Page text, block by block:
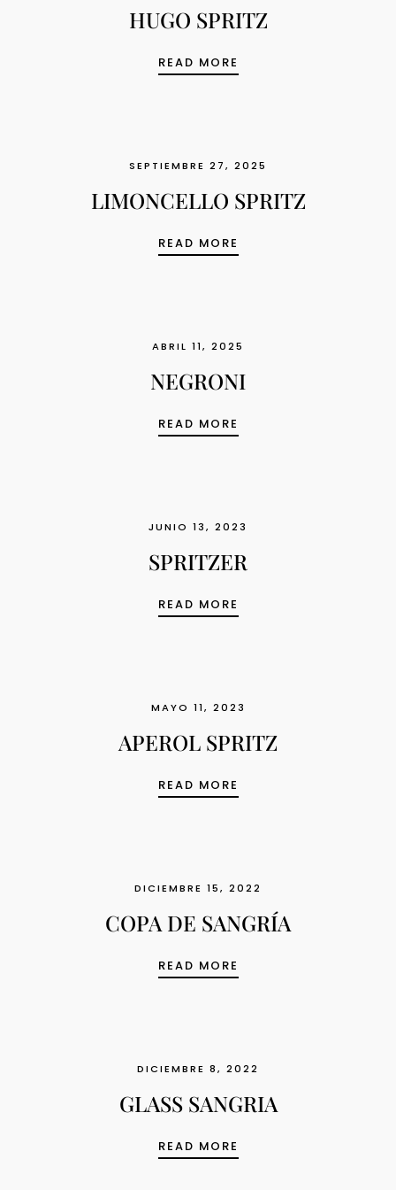
HUGO SPRITZ
READ MORE
SEPTIEMBRE 27, 2025
LIMONCELLO SPRITZ
READ MORE
ABRIL 11, 2025
NEGRONI
READ MORE
JUNIO 13, 2023
SPRITZER
READ MORE
MAYO 11, 2023
APEROL SPRITZ
READ MORE
DICIEMBRE 15, 2022
COPA DE SANGRÍA
READ MORE
DICIEMBRE 8, 2022
GLASS SANGRIA
READ MORE